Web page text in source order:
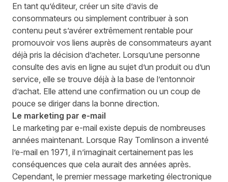
En tant qu’éditeur, créer un site d’avis de
consommateurs ou simplement contribuer à son
contenu peut s’avérer extrêmement rentable pour
promouvoir vos liens auprès de consommateurs ayant
déjà pris la décision d’acheter. Lorsqu’une personne
consulte des avis en ligne au sujet d’un produit ou d’un
service, elle se trouve déjà à la base de l’entonnoir
d’achat. Elle attend une confirmation ou un coup de
pouce se diriger dans la bonne direction.
Le marketing par e-mail
Le marketing par e-mail existe depuis de nombreuses
années maintenant. Lorsque Ray Tomlinson a inventé
l’e-mail en 1971, il n’imaginait certainement pas les
conséquences que cela aurait des années après.
Cependant, le premier message marketing électronique